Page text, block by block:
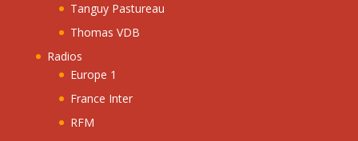
Tanguy Pastureau
Thomas VDB
Radios
Europe 1
France Inter
RFM